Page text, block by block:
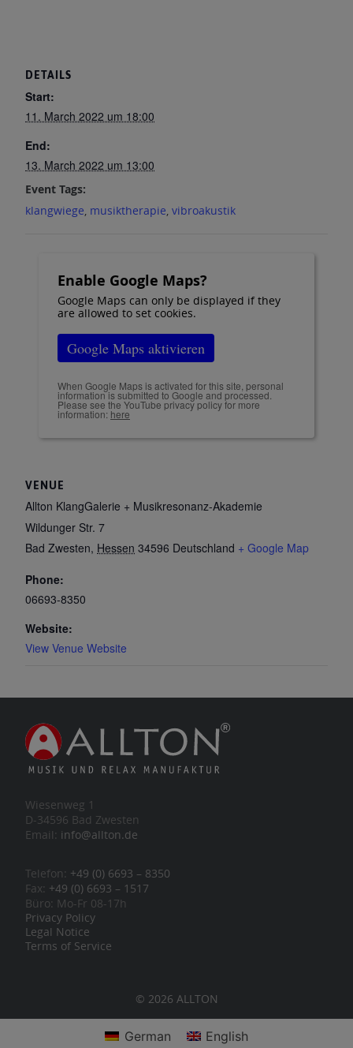
DETAILS
Start:
11. March 2022 um 18:00
End:
13. March 2022 um 13:00
Event Tags:
klangwiege musiktherapie vibroakustik
VENUE
Allton KlangGalerie + Musikresonanz-Akademie
Wildunger Str. 7
Bad Zwesten, Hessen 34596 Deutschland + Google Map
Phone:
06693-8350
Website:
View Venue Website
Enable Google Maps?
Google Maps can only be displayed if they
are allowed to set cookies.
Google Maps aktivieren
When Google Maps is activated for this site, personal
information is submitted to Google and processed.
Please see the YouTube privacy policy for more
information: here
Wiesenweg 1
D-34596 Bad Zwesten
Email: info@allton.de
Telefon: +49 (0) 6693 – 8350
Fax: +49 (0) 6693 – 1517
Büro: Mo-Fr 08-17h
Privacy Policy
Legal Notice
Terms of Service
© 2026 ALLTON
German English